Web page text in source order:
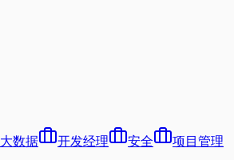
大数据 开发经理 安全 项目管理